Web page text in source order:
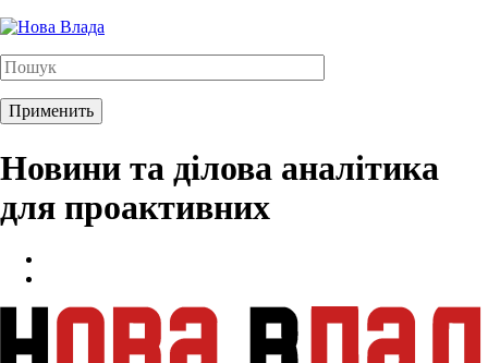
Новини та ділова аналітика
для проактивних